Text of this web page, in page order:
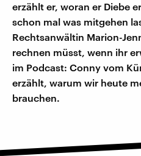
erzählt er, woran er Diebe
schon mal was mitgehen
Rechtsanwältin Marion-
rechnen müsst, wenn ihr
im Podcast: Conny vom
erzählt, warum wir heute
brauchen.